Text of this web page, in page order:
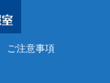
ご注意事項